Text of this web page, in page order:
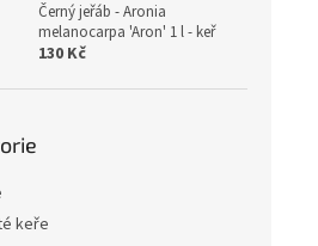
Černý jeřáb - Aronia
melanocarpa 'Aron' 1 l - keř
130 Kč
keře